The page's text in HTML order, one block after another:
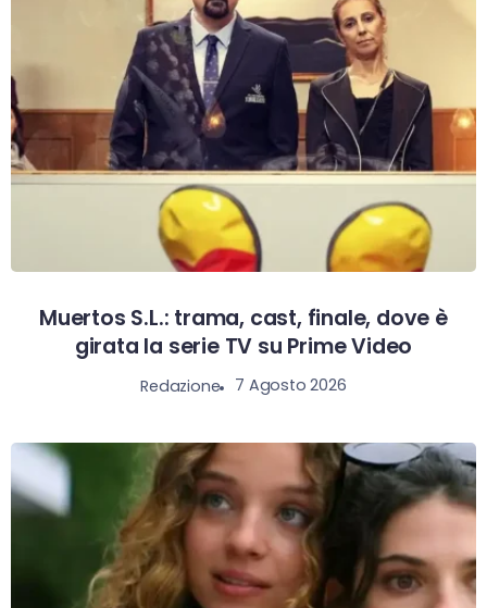
Muertos S.L.: trama, cast, finale, dove è
girata la serie TV su Prime Video
Redazione 7 Agosto 2026